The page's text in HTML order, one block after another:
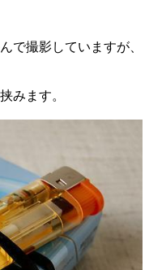
で撮影していますが、
みます。